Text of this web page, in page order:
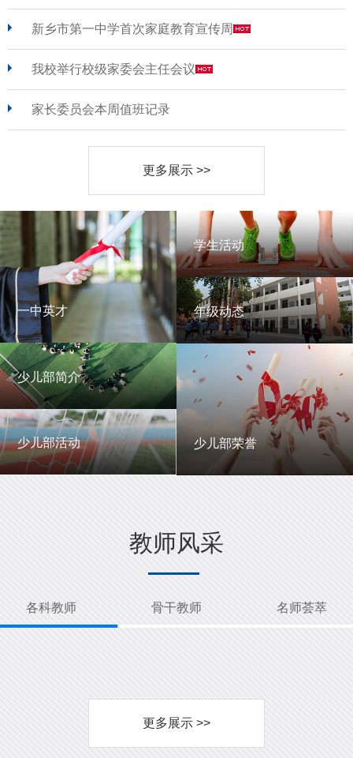
新乡市第一中学首次家庭教育宣传周
我校举行校级家委会主任会议
家长委员会本周值班记录
更多展示 >>
一中英才
一中英才
少儿部简介
少儿部简介
少儿部活动
少儿部活动
学生活动
学生活动
年级动态
年级动态
少儿部荣誉
少儿部荣誉
教师风采
各科教师 骨干教师 名师荟萃
更多展示 >>